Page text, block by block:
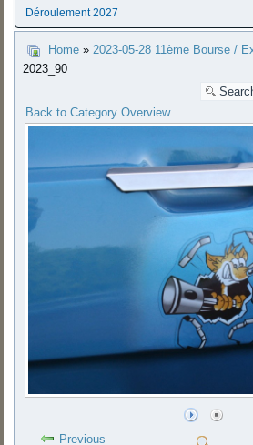
Déroulement 2027
Home »2023-05-28 11ème Bourse /
2023_90
Back to Category Overview
Previous